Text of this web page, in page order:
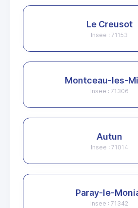
Le Creusot
Insee : 71153
Montceau-les-
Insee : 71306
Autun
Insee : 71014
Paray-le-
Insee : 71342